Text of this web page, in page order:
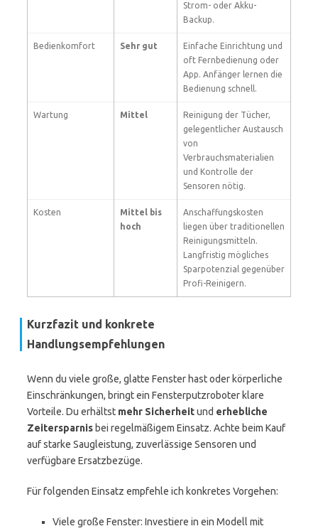
Strom- oder Akku-
Backup.
Bedienkomfort Sehr gut
Einfache Einrichtung und
oft Fernbedienung oder
App. Anfänger lernen die
Bedienung schnell.
Wartung Mittel
Reinigung der Tücher,
gelegentlicher Austausch
von
Verbrauchsmaterialien
und Kontrolle der
Sensoren nötig.
Kosten
Mittel bis
hoch
Anschaffungskosten
liegen über traditionellen
Reinigungsmitteln.
Langfristig mögliches
Sparpotenzial gegenüber
Profi-Reinigern.
Kurzfazit und konkrete
Handlungsempfehlungen
Wenn du viele große, glatte Fenster hast oder körperliche
Einschränkungen, bringt ein Fensterputzroboter klare
Vorteile. Du erhältst mehr Sicherheitund erhebliche
Zeitersparnis bei regelmäßigem Einsatz. Achte beim Kauf
auf starke Saugleistung, zuverlässige Sensoren und
verfügbare Ersatzbezüge.
Für folgenden Einsatz empfehle ich konkretes Vorgehen:
Viele große Fenster: Investiere in ein Modell mit